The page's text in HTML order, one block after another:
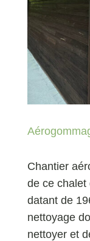
Chantier
de ce chalet
datant de
nettoyage
nettoyer et